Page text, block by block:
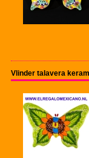
Vlinder talavera